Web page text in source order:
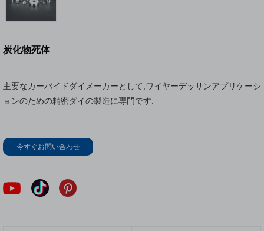
炭化物死体
主要なカーバイドダイメーカーとして,ワイヤーデッサンアプリケーシ
ョンのための精密ダイの製造に専門です.
今すぐお問い合わせ